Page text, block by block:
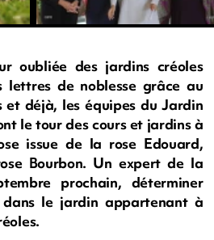
oubliée des jardins créoles
lettres de noblesse grâce au
et déjà, les équipes du Jardin
le tour des cours et jardins à
issue de la rose Edouard,
Bourbon. Un expert de la
prochain, déterminer
le jardin appartenant à